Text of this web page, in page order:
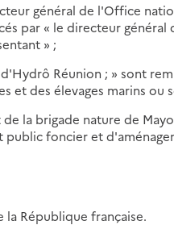
général de l'Office
par « le directeur général
» ;
Réunion ; » sont
et des élevages marins ou
la brigade nature de
public foncier et
République française.